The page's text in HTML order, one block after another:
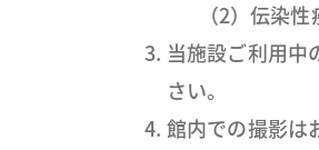
（2）伝染
当施設ご利用中
さい。
館内での撮影は